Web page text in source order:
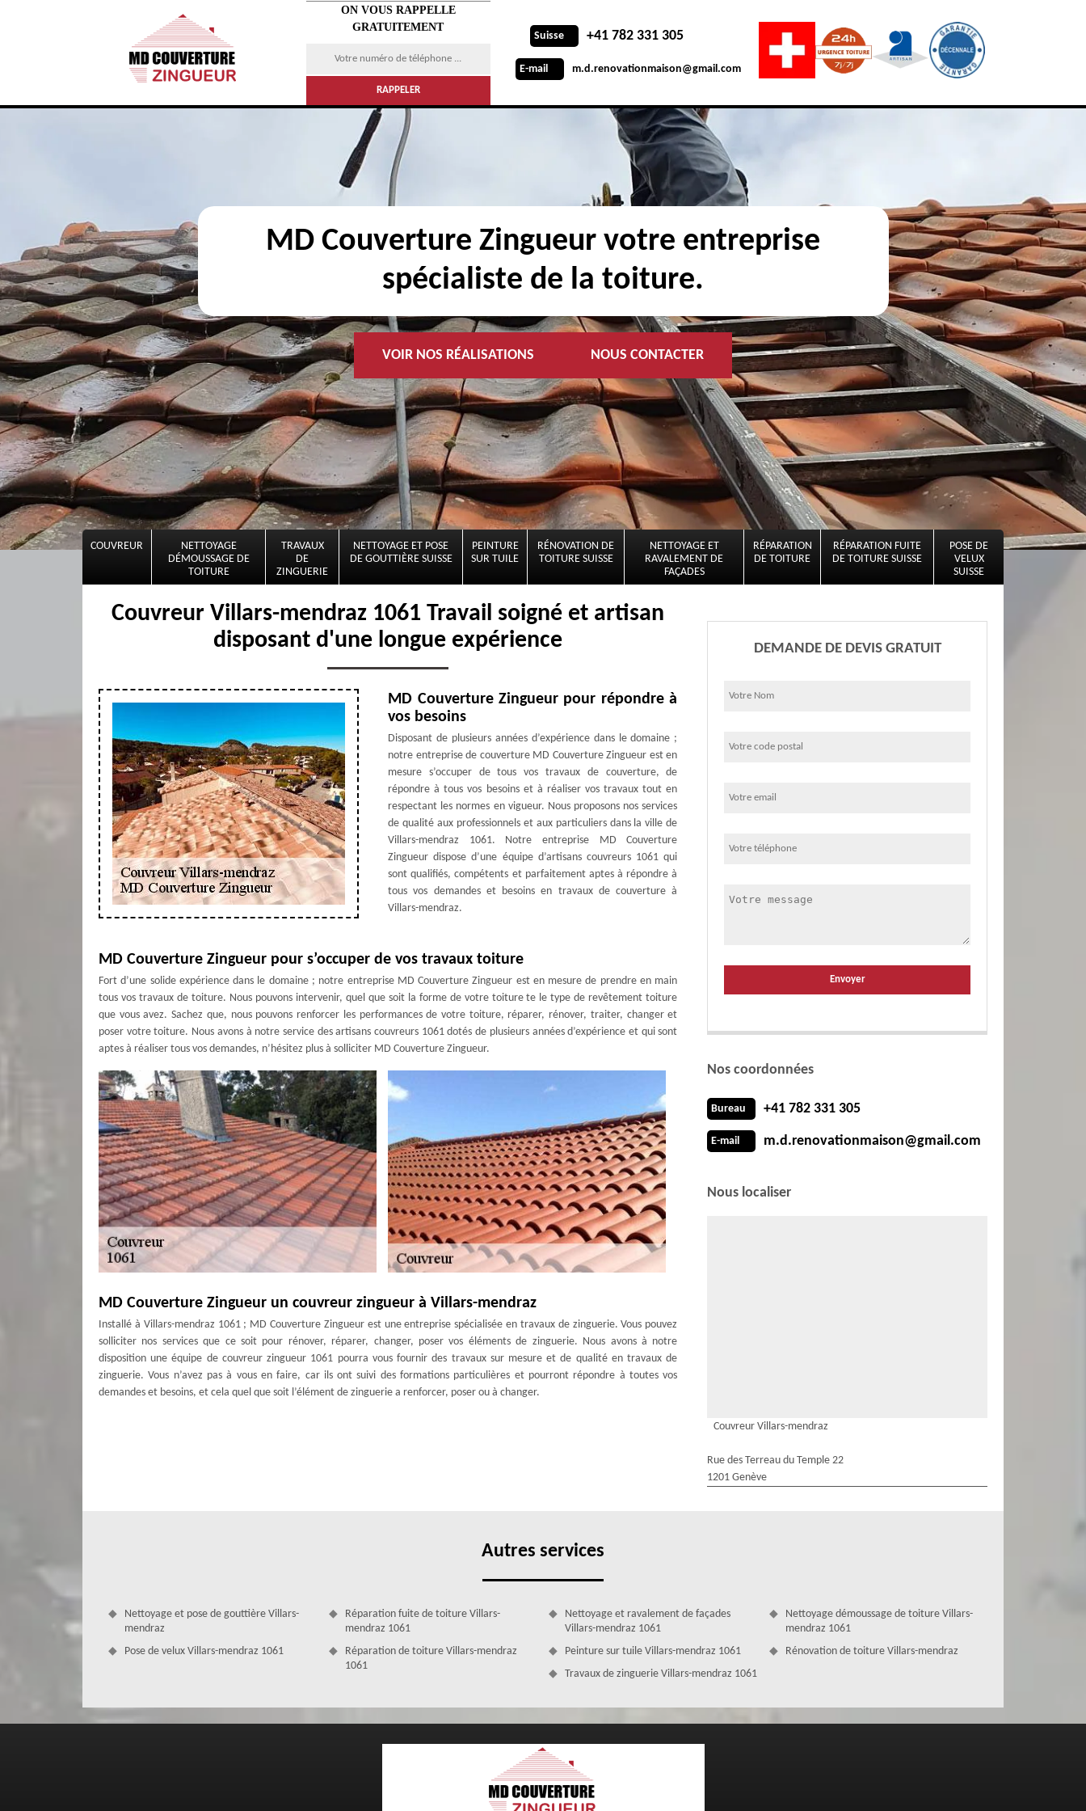
ON VOUS RAPPELLE
GRATUITEMENT
Suisse +41 782 331 305
E-mail m.d.renovationmaison@gmail.com
MD Couverture Zingueur votre entreprise
spécialiste de la toiture.
VOIR NOS RÉALISATIONS NOUS CONTACTER
COUVREUR
NETTOYAGE
DÉMOUSSAGE DE
TOITURE
TRAVAUX
DE
ZINGUERIE
NETTOYAGE ET POSE
DE GOUTTIÈRE SUISSE
PEINTURE
SUR TUILE
RÉNOVATION DE
TOITURE SUISSE
NETTOYAGE ET
RAVALEMENT DE
FAÇADES
RÉPARATION
DE TOITURE
RÉPARATION FUITE
DE TOITURE SUISSE
POSE DE
VELUX
SUISSE
Couvreur Villars-mendraz 1061 Travail soigné et artisan
disposant d'une longue expérience
MD Couverture Zingueur pour répondre à
vos besoins
Disposant de plusieurs années d’expérience dans le domaine ;
notre entreprise de couverture MD Couverture Zingueur est en
mesure s’occuper de tous vos travaux de couverture, de
répondre à tous vos besoins et à réaliser vos travaux tout en
respectant les normes en vigueur. Nous proposons nos services
de qualité aux professionnels et aux particuliers dans la ville de
Villars-mendraz 1061. Notre entreprise MD Couverture
Zingueur dispose d’une équipe d’artisans couvreurs 1061 qui
sont qualifiés, compétents et parfaitement aptes à répondre à
tous vos demandes et besoins en travaux de couverture à
Villars-mendraz.
MD Couverture Zingueur pour s’occuper de vos travaux toiture
Fort d’une solide expérience dans le domaine ; notre entreprise MD Couverture Zingueur est en mesure de prendre en main
tous vos travaux de toiture. Nous pouvons intervenir, quel que soit la forme de votre toiture te le type de revêtement toiture
que vous avez. Sachez que, nous pouvons renforcer les performances de votre toiture, réparer, rénover, traiter, changer et
poser votre toiture. Nous avons à notre service des artisans couvreurs 1061 dotés de plusieurs années d’expérience et qui sont
aptes à réaliser tous vos demandes, n’hésitez plus à solliciter MD Couverture Zingueur.
MD Couverture Zingueur un couvreur zingueur à Villars-mendraz
Installé à Villars-mendraz 1061 ; MD Couverture Zingueur est une entreprise spécialisée en travaux de zinguerie. Vous pouvez
solliciter nos services que ce soit pour rénover, réparer, changer, poser vos éléments de zinguerie. Nous avons à notre
disposition une équipe de couvreur zingueur 1061 pourra vous fournir des travaux sur mesure et de qualité en travaux de
zinguerie. Vous n’avez pas à vous en faire, car ils ont suivi des formations particulières et pourront répondre à toutes vos
demandes et besoins, et cela quel que soit l’élément de zinguerie a renforcer, poser ou à changer.
MD Couverture Zingueur, le couvreur zingueur Villars-mendraz compétent pour tous
DEMANDE DE DEVIS GRATUIT
Nos coordonnées
Bureau +41 782 331 305
E-mail m.d.renovationmaison@gmail.com
Nous localiser
Couvreur Villars-mendraz
Rue des Terreau du Temple 22
1201 Genève
Autres services
Nettoyage et pose de gouttière Villars-
mendraz
Pose de velux Villars-mendraz 1061
Réparation fuite de toiture Villars-
mendraz 1061
Réparation de toiture Villars-mendraz
1061
Nettoyage et ravalement de façades
Villars-mendraz 1061
Peinture sur tuile Villars-mendraz 1061
Travaux de zinguerie Villars-mendraz 1061
Nettoyage démoussage de toiture Villars-
mendraz 1061
Rénovation de toiture Villars-mendraz